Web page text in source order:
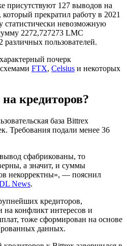
присутствуют 127 выводов на
прекратил работу в 2021
статистически невозможную
2272,727273 LMC
различных пользователей.
почерк
FTX, Celsius и некоторых
кредиторов?
база Bittrex
Требования подали менее 36
сфабрикованы, то
а значит, и суммы
некорректны», — пояснил
News.
кредиторов,
на конфликт интересов и
тоже сформирован на основе
данных.